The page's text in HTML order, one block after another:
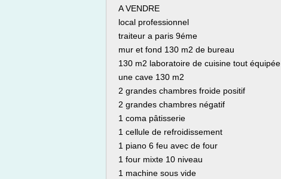
A VENDRE
local professionnel
traiteur a paris 9éme
mur et fond 130 m2 de bureau
130 m2 laboratoire de cuisine tout équipée
une cave 130 m2
2 grandes chambres froide positif
2 grandes chambres négatif
1 coma pâtisserie
1 cellule de refroidissement
1 piano 6 feu avec de four
1 four mixte 10 niveau
1 machine sous vide